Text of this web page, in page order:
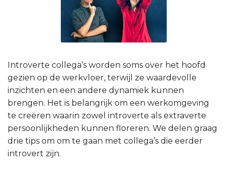
Introverte collega’s worden soms over het hoofd
gezien op de werkvloer, terwijl ze waardevolle
inzichten en een andere dynamiek kunnen
brengen. Het is belangrijk om een werkomgeving
te creëren waarin zowel introverte als extraverte
persoonlijkheden kunnen floreren. We delen graag
drie tips om om te gaan met collega’s die eerder
introvert zijn.